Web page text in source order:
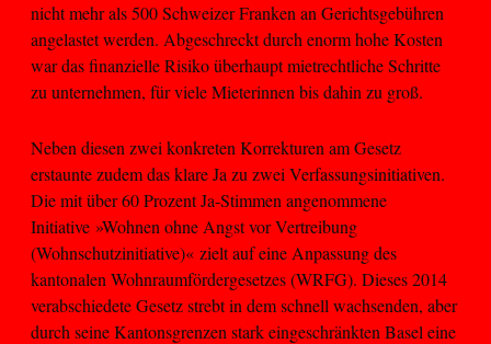
nicht mehr als 500 Schweizer Franken an Gerichtsgebühren
angelastet werden. Abgeschreckt durch enorm hohe Kosten
war das finanzielle Risiko überhaupt mietrechtliche Schritte
zu unternehmen, für viele Mieterinnen bis dahin zu groß.
Neben diesen zwei konkreten Korrekturen am Gesetz
erstaunte zudem das klare Ja zu zwei Verfassungsinitiativen.
Die mit über 60 Prozent Ja-Stimmen angenommene
Initiative »Wohnen ohne Angst vor Vertreibung
(Wohnschutzinitiative)« zielt auf eine Anpassung des
kantonalen Wohnraumfördergesetzes (WRFG). Dieses 2014
verabschiedete Gesetz strebt in dem schnell wachsenden, aber
durch seine Kantonsgrenzen stark eingeschränkten Basel eine